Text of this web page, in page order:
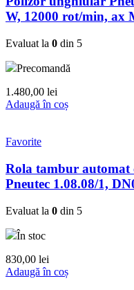
W, 12000 rot/min, ax
Evaluat la 0 din 5
Precomandă
1.480,00 lei
Adaugă în coș
Favorite
Rola tambur
Pneutec 1.08.08/1,
Evaluat la 0 din 5
În stoc
830,00 lei
Adaugă în coș